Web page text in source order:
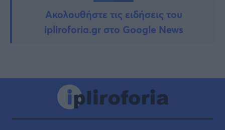
Ακολουθήστε τις ειδήσεις του
ipliroforia.gr στο Google News